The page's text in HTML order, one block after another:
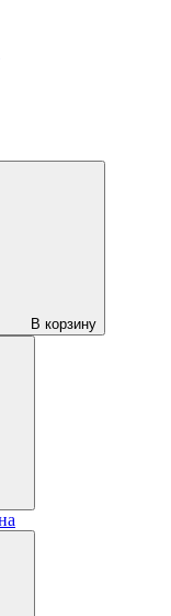
В корзину